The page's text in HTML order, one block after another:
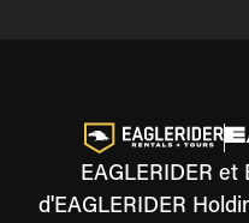
EAGLERIDER et
d'EAGLERIDER